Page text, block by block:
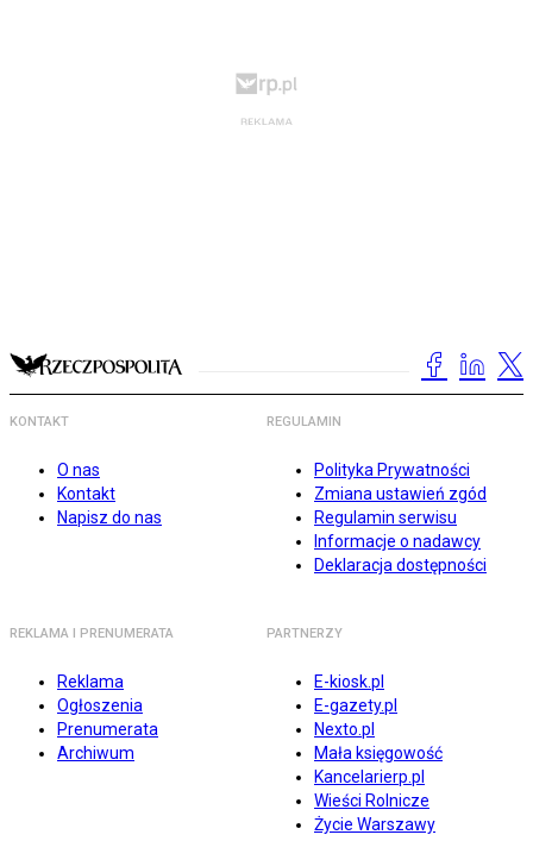
KONTAKT
O nas
Kontakt
Napisz do nas
REGULAMIN
Polityka Prywatności
Zmiana ustawień zgód
Regulamin serwisu
Informacje o nadawcy
Deklaracja dostępności
REKLAMA I PRENUMERATA
Reklama
Ogłoszenia
Prenumerata
Archiwum
PARTNERZY
E-kiosk.pl
E-gazety.pl
Nexto.pl
Mała księgowość
Kancelarierp.pl
Wieści Rolnicze
Życie Warszawy